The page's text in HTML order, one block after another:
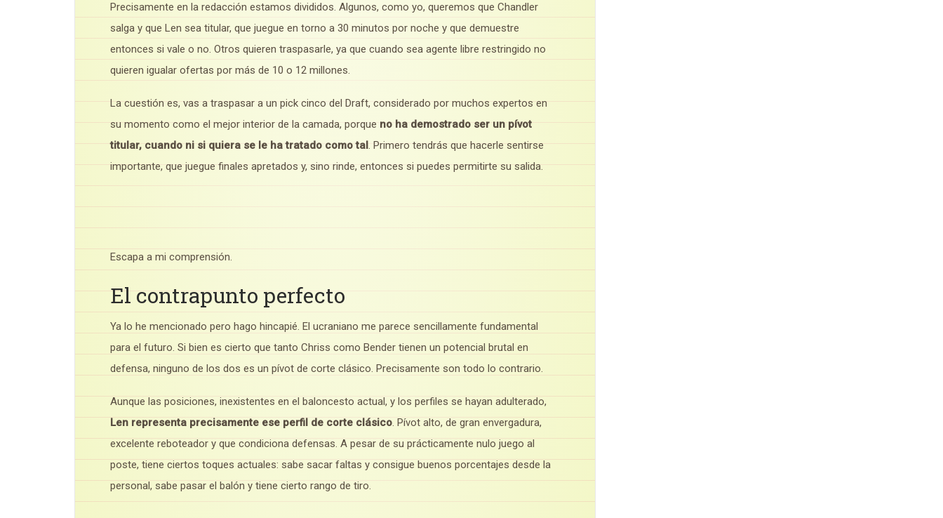
Precisamente en la redacción estamos divididos. Algunos, como yo, queremos que Chandler
salga y que Len sea titular, que juegue en torno a 30 minutos por noche y que demuestre
entonces si vale o no. Otros quieren traspasarle, ya que cuando sea agente libre restringido no
quieren igualar ofertas por más de 10 o 12 millones.
La cuestión es, vas a traspasar a un pick cinco del Draft, considerado por muchos expertos en
su momento como el mejor interior de la camada, porque no ha demostrado ser un pívot
titular, cuando ni si quiera se le ha tratado como tal . Primero tendrás que hacerle sentirse
importante, que juegue finales apretados y, sino rinde, entonces si puedes permitirte su salida.
Escapa a mi comprensión.
El contrapunto perfecto
Ya lo he mencionado pero hago hincapié. El ucraniano me parece sencillamente fundamental
para el futuro. Si bien es cierto que tanto Chriss como Bender tienen un potencial brutal en
defensa, ninguno de los dos es un pívot de corte clásico. Precisamente son todo lo contrario.
Aunque las posiciones, inexistentes en el baloncesto actual, y los perfiles se hayan adulterado,
Len representa precisamente ese perfil de corte clásico. Pívot alto, de gran envergadura,
excelente reboteador y que condiciona defensas. A pesar de su prácticamente nulo juego al
poste, tiene ciertos toques actuales: sabe sacar faltas y consigue buenos porcentajes desde la
personal, sabe pasar el balón y tiene cierto rango de tiro.